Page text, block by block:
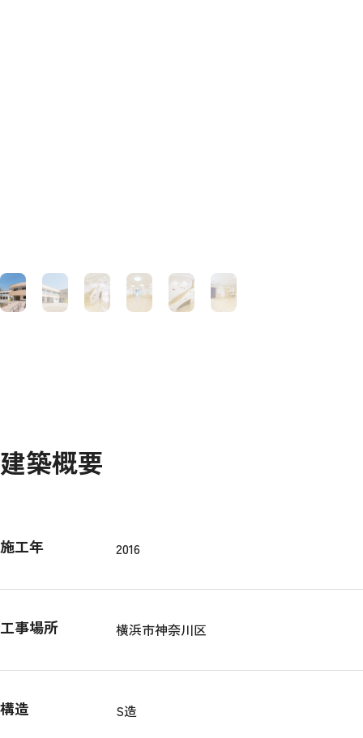
建築概要
施工年 2016
工事場所 横浜市神奈川区
構造 S造